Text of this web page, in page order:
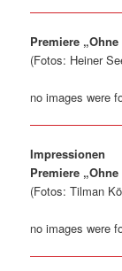
Premiere
(Fotos: Heiner
no images were
Impressionen
Premiere
(Fotos: Tilman
no images were